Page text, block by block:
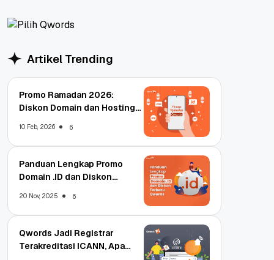
Artikel Trending
Promo Ramadan 2026:
Diskon Domain dan Hosting
10 Feb, 2026 6
Panduan Lengkap Promo
Domain .ID dan Diskon
20 Nov, 2025 6
Qwords Jadi Registrar
Terakreditasi ICANN, Apa